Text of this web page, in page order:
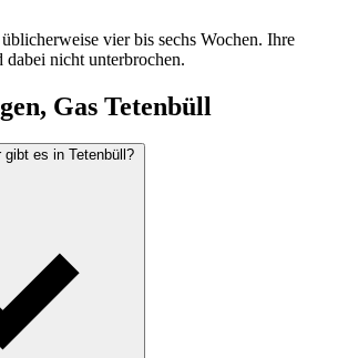
vier bis sechs Wochen. Ihre
nicht unterbrochen.
Gas Tetenbüll
gibt es in Tetenbüll?